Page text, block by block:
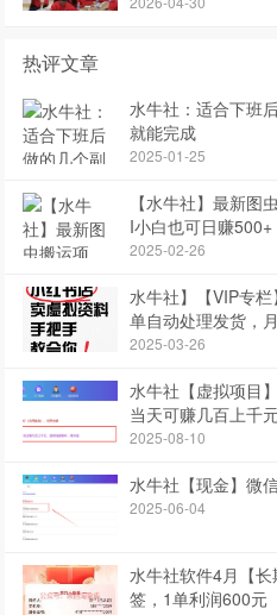
热评文章
水牛社：适合下班
就能完成
2025-01-25
【水牛社】最新图
I小白也可日赚500+
2025-02-26
水牛社】【VIP专
单自动处理发货，
2025-03-26
水牛社【虚拟项目
当天可赚几百上千
2025-08-10
水牛社【现金】微
2025-06-04
水牛社软件4月【
签，1单利润600元